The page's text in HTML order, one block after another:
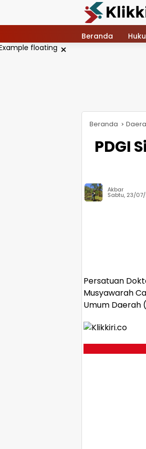
konten
Beranda
×
Beranda
PDGI
Akbar
Sabtu, 23/
Persatuan
Musyawarah
Umum Daerah